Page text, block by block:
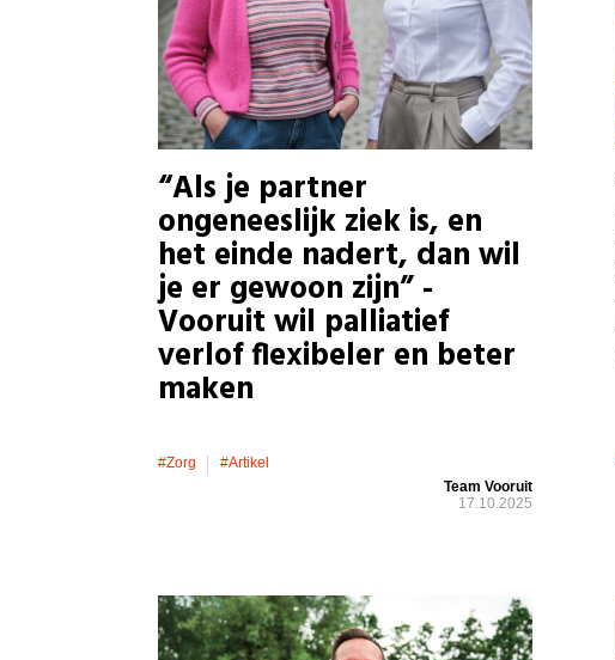
“Als je partner
ongeneeslijk ziek is, en
het einde nadert, dan wil
je er gewoon zijn” -
Vooruit wil palliatief
verlof flexibeler en beter
maken
#zorg
#artikel
Team Vooruit
17.10.2025